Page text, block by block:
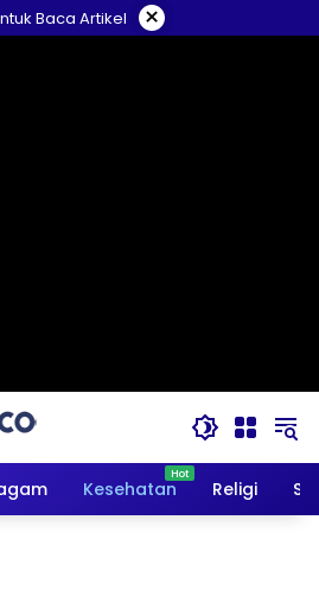
Baca Artikel ×
Kesehatan Religi